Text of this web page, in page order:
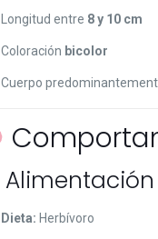
Longitud entre 8 y 10 cm
Coloración bicolor
Cuerpo
Alimentación
Dieta: Herbívoro